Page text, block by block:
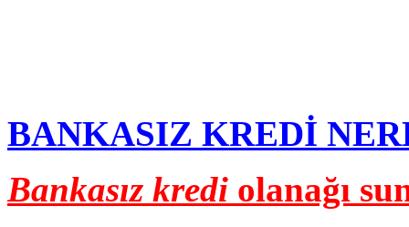
BANKASIZ KREDİ
Bankasız kredi olanağı